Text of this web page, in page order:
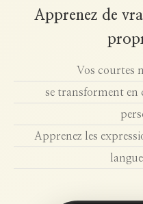
Apprenez de
Vos courtes
se transforment en
Apprenez les